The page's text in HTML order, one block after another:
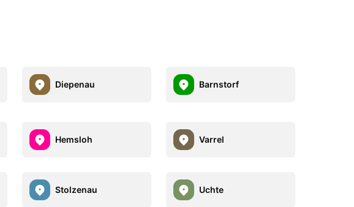
Diepenau Barnstorf
Hemsloh Varrel
Stolzenau Uchte